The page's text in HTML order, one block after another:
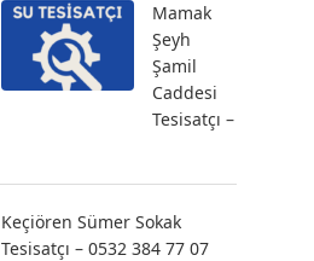
Mamak
Şeyh
Şamil
Caddesi
Tesisatçı –
Keçiören Sümer Sokak
Tesisatçı – 0532 384 77 07